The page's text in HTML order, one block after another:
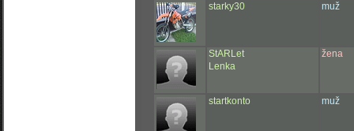
starky30 muž
StARLet
Lenka
žena
startkonto muž